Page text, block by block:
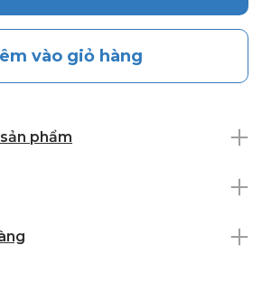
vào giỏ hàng
phẩm